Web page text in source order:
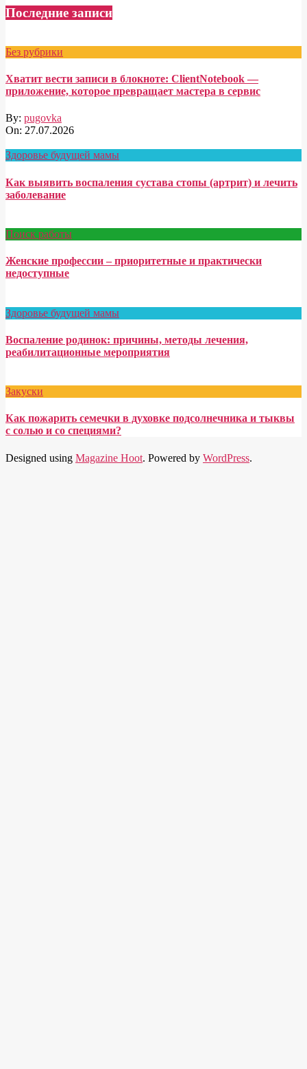
Последние записи
Без рубрики
Хватит вести записи в блокноте: ClientNotebook —
приложение, которое превращает мастера в сервис
By: pugovka
On: 27.07.2026
Здоровье будущей мамы
Как выявить воспаления сустава стопы (артрит) и лечить
заболевание
Поиск работы
Женские профессии – приоритетные и практически
недоступные
Здоровье будущей мамы
Воспаление родинок: причины, методы лечения,
реабилитационные мероприятия
Закуски
Как пожарить семечки в духовке подсолнечника и тыквы
с солью и со специями?
Designed using Magazine Hoot. Powered by WordPress.